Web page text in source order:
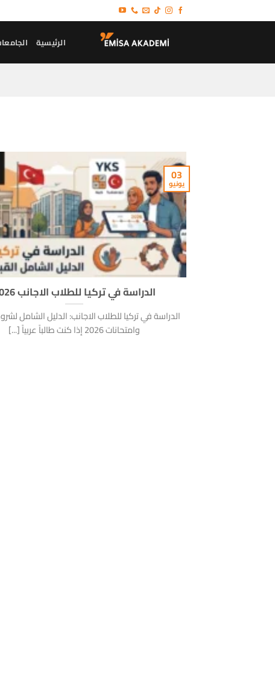
للمحتوى
الرئيسية
الدراسة في تركيا للطلاب الاجانب 2026
الدراسة في تركيا للطلاب الاجانب: الدليل الشامل
وامتحانات 2026 إذا كنت طالباً عربياً [...]
03
يونيو